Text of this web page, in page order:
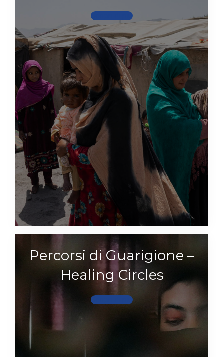
Scopri di più
Percorsi di Guarigione –
Healing Circles
Scopri di più